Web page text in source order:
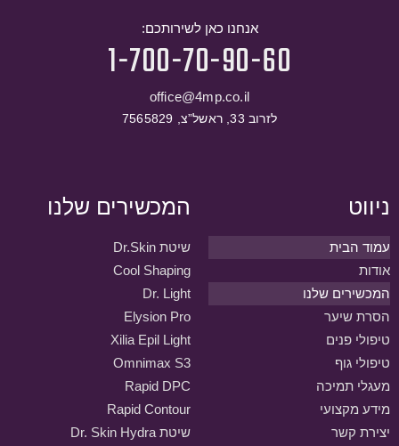
אנחנו כאן לשירותכם:
1-700-70-90-60
office@4mp.co.il
לזרוב 33, ראשל”צ, 7565829
ניווט
עמוד הבית
אודות
המכשירים שלנו
הסרת שיער
טיפולי פנים
טיפולי גוף
מעגלי תמיכה
מידע מקצועי
יצירת קשר
המכשירים שלנו
שיטת Dr.Skin
Cool Shaping
Dr. Light
Elysion Pro
Xilia Epil Light
Omnimax S3
Rapid DPC
Rapid Contour
שיטת Dr. Skin Hydra